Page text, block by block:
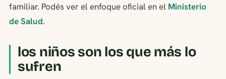
familiar. Podés ver el enfoque oficial en el Ministerio
de Salud.
los niños son los que más lo
sufren